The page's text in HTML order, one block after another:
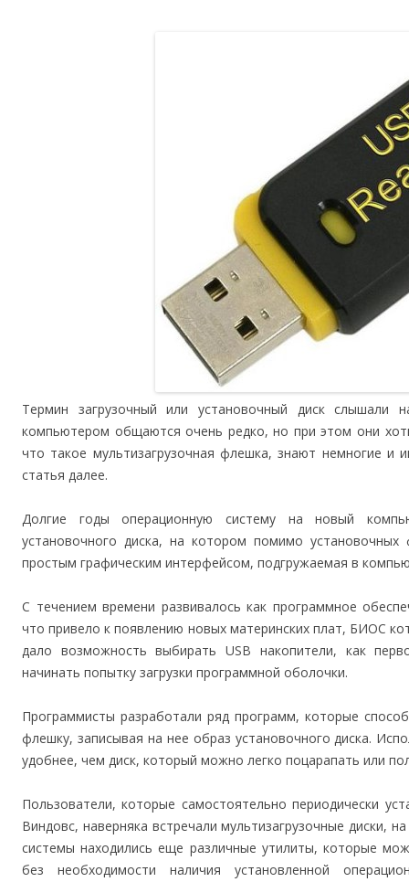
Термин загрузочный или установочный диск слышали
компьютером общаются очень редко, но при этом они
что такое мультизагрузочная флешка, знают немногие и
статья далее.
Долгие годы операционную систему на новый
установочного диска, на котором помимо
простым графическим интерфейсом, подгружаемая в
С течением времени развивалось как программное
что привело к появлению новых материнских плат, БИОС
дало возможность выбирать USB накопители, как
начинать попытку загрузки программной оболочки.
Программисты разработали ряд программ, которые
флешку, записывая на нее образ установочного диска.
удобнее, чем диск, который можно легко поцарапать или
Пользователи, которые самостоятельно периодически
Виндовс, наверняка встречали мультизагрузочные диски,
системы находились еще различные утилиты, которые
без необходимости наличия установленной